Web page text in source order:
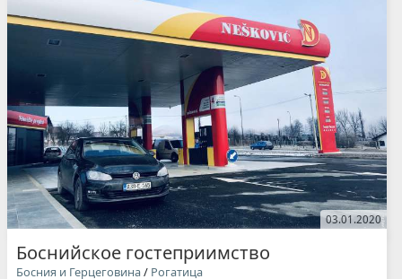
03.01.2020
Боснийское гостеприимство
Босния и Герцеговина/ Рогатица